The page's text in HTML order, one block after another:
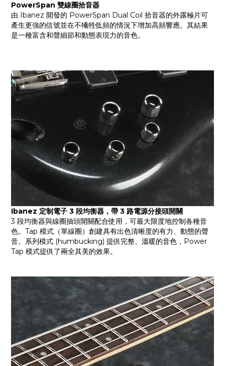
PowerSpan 雙線圈拾音器
由 Ibanez 開發的 PowerSpan Dual Coil 拾音器的外露極片可
產生更強的信號並在不犧牲低頻的情況下增加高頻響應。其結果
是一種富含和聲細節和動態表現力的音色。
Ibanez 定制電子 3 段均衡器，帶 3 路電源分接頭開關
3 段均衡器與線圈抽頭開關配合使用，可最大限度地控制各種音
色。Tap 模式（單線圈）創建具有出色清晰度的有力、動態的聲
音。系列模式 (humbucking) 提供完整、溫暖的音色，Power
Tap 模式提供了兩全其美的效果。